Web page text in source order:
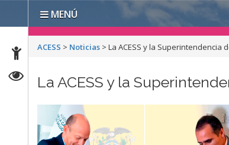
MENÚ
ACESS > Noticias >La ACESS y la
La ACESS y la